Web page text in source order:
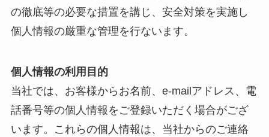
の徹底等の必要な措置を講じ、安全対策を実施し
個人情報の厳重な管理を行ないます。
個人情報の利用目的
当社では、お客様からお名前、e-mailアドレス、電
話番号等の個人情報をご登録いただく場合がござ
います。これらの個人情報は、当社からのご連絡